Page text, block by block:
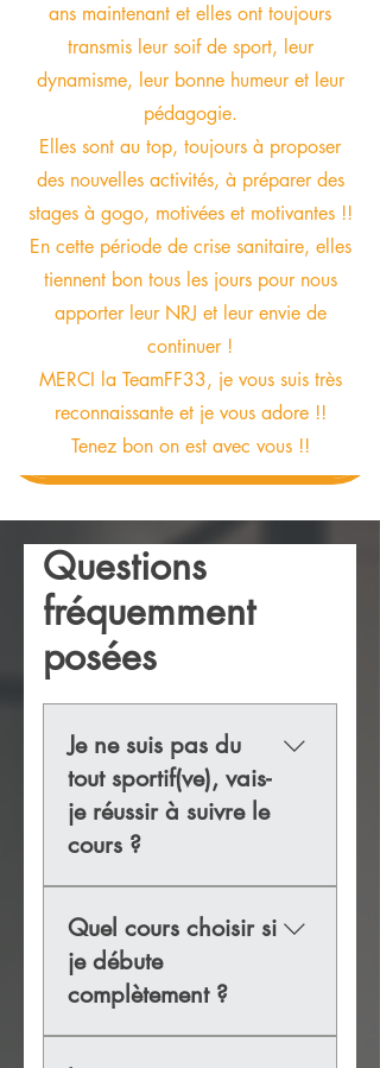
ans maintenant et elles ont toujours
transmis leur soif de sport, leur
dynamisme, leur bonne humeur et leur
pédagogie.
Elles sont au top, toujours à proposer
des nouvelles activités, à préparer des
stages à gogo, motivées et motivantes !!
En cette période de crise sanitaire, elles
tiennent bon tous les jours pour nous
apporter leur NRJ et leur envie de
continuer !
MERCI la TeamFF33, je vous suis très
reconnaissante et je vous adore !!
Tenez bon on est avec vous !!
Questions
fréquemment
posées
Je ne suis pas du
tout sportif(ve), vais-
je réussir à suivre le
cours ?
personnes qui rejoignent nos
cours ne sont pas forcément
sportives au départ. Les
exercices peuvent être
adaptés selon le niveau de
Quel cours choisir si
je débute
complètement ?